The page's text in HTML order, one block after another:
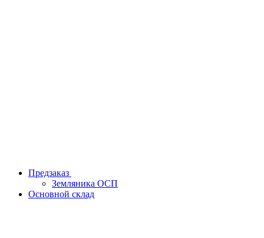
Предзаказ
Земляника ОСП
Основной склад